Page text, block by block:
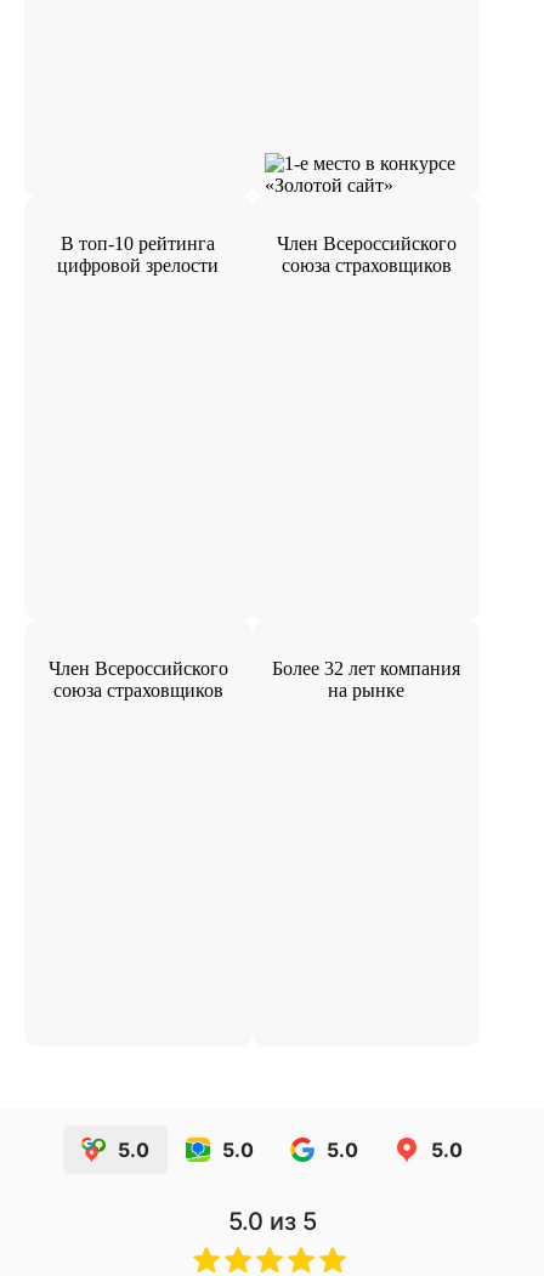
В топ-10 рейтинга
цифровой зрелости
Член Всероссийского
союза страховщиков
Член Всероссийского
союза страховщиков
Более 32 лет компания
на рынке
5.0 5.0 5.0 5.0
5.0 из 5